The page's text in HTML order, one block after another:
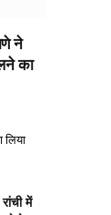
ने
का
लिया
में